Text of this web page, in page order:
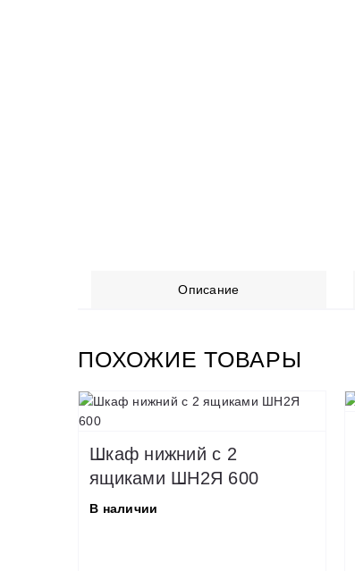
Описание
ПОХОЖИЕ ТОВАРЫ
Шкаф нижний с 2
ящиками ШН2Я 600
В наличии